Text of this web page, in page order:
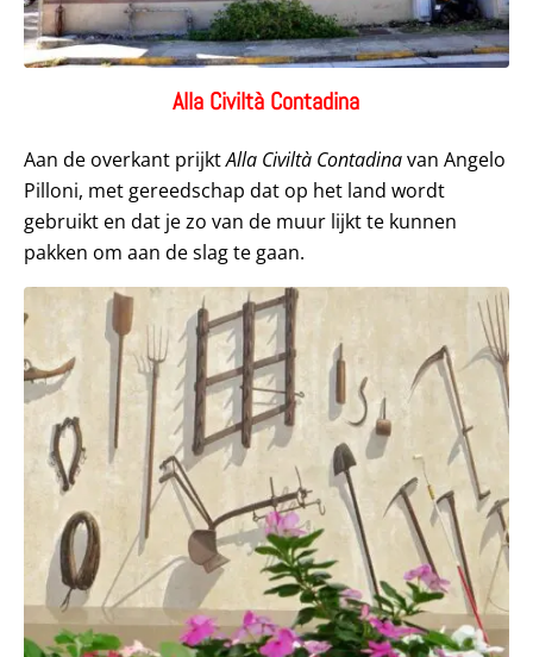
Alla Civiltà Contadina
Aan de overkant prijktAlla Civiltà Contadinavan Angelo
Pilloni, met gereedschap dat op het land wordt
gebruikt en dat je zo van de muur lijkt te kunnen
pakken om aan de slag te gaan.